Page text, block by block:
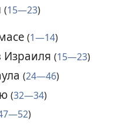
(15—23)
(1—14)
Израиля (15—23)
(24—46)
(32—34)
)